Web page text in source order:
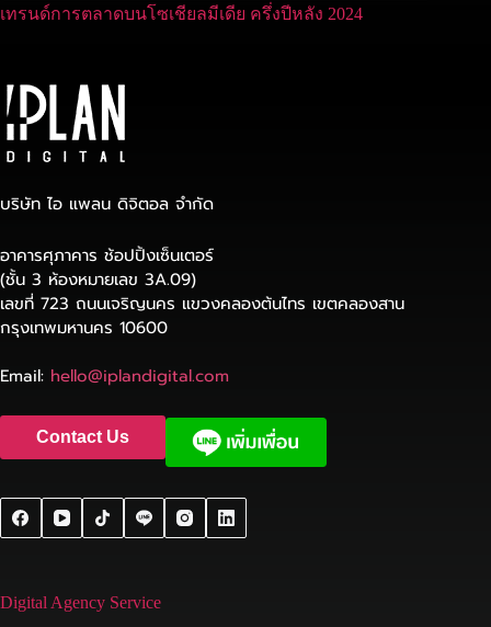
เทรนด์การตลาดบนโซเชียลมีเดีย ครึ่งปีหลัง 2024
บริษัท ไอ แพลน ดิจิตอล จำกัด
อาคารศุภาคาร ช้อปปิ้งเซ็นเตอร์
(ชั้น 3 ห้องหมายเลข 3A.09)
เลขที่ 723 ถนนเจริญนคร แขวงคลองต้นไทร เขตคลองสาน
กรุงเทพมหานคร 10600
Email: hello@iplandigital.com
Contact Us
Digital Agency Service